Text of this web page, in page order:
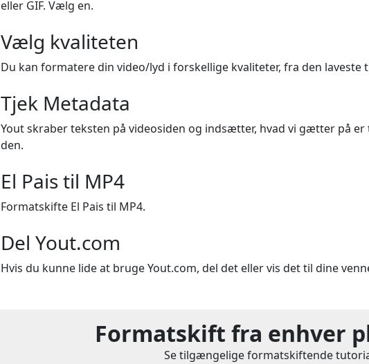
eller GIF. Vælg en.
Vælg kvaliteten
Du kan formatere din video/lyd i forskellige kvaliteter, fra den laveste
Tjek Metadata
Yout skraber teksten på videosiden og indsætter, hvad vi gætter på
den.
El Pais til MP4
Formatskifte El Pais til MP4.
Del Yout.com
Hvis du kunne lide at bruge Yout.com, del det eller vis det til dine
Formatskift fra enhver
Se tilgængelige formatskiftende